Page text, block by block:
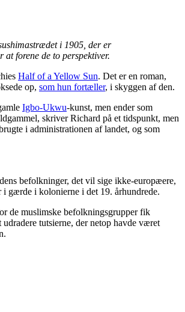
i 1905, der er
forene de to perspektiver.
Half of a Yellow Sun. Det er en roman,
op, som hun fortæller, i skyggen af den.
Igbo-Ukwu-kunst, men ender som
skriver Richard på et tidspunkt, men
i administrationen af landet, og som
befolkninger, det vil sige ikke-europæere,
i gærde i kolonierne i det 19. århundrede.
de muslimske befolkningsgrupper fik
tutsierne, der netop havde været